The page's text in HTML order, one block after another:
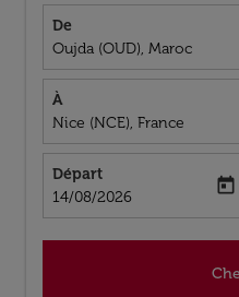
De
Oujda (OUD), Maroc
À
Nice (NCE), France
Départ
fc-booking-departure-
14/08/2026
today